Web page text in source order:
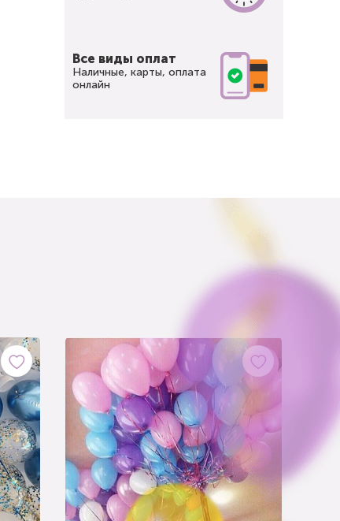
Все виды оплат
Наличные, карты, оплата
онлайн